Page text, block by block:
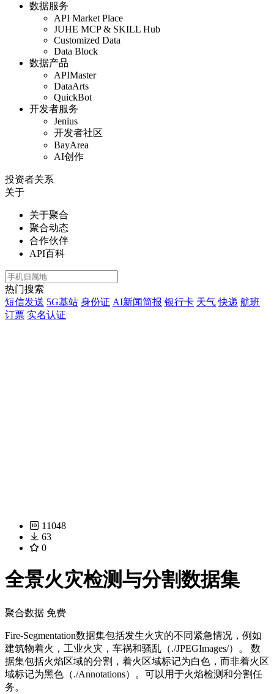
数据服务
API Market Place
JUHE MCP & SKILL Hub
Customized Data
Data Block
数据产品
APIMaster
DataArts
QuickBot
开发者服务
Jenius
开发者社区
BayArea
AI创作
投资者关系
关于
关于聚合
聚合动态
合作伙伴
API百科
热门搜索
短信发送 5G基站 身份证 AI新闻简报 银行卡 天气 快递 航班
订票 实名认证
11048
63
0
全景火灾检测与分割数据集
聚合数据 免费
Fire-Segmentation数据集包括发生火灾的不同紧急情况，例如
建筑物着火，工业火灾，车祸和骚乱（./JPEGImages/）。 数
据集包括火焰区域的分割，着火区域标记为白色，而非着火区
域标记为黑色（./Annotations）。可以用于火焰检测和分割任
务。